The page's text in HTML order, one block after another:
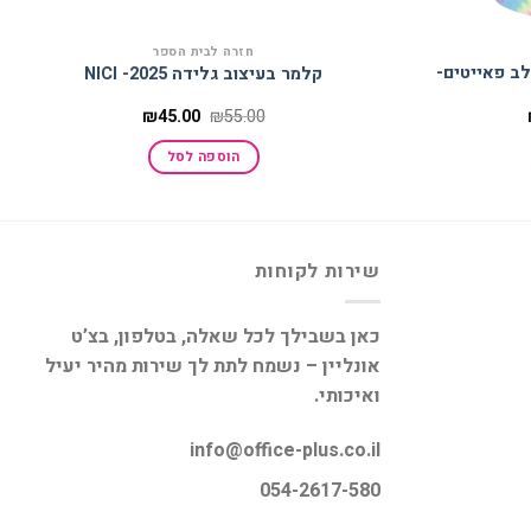
פאייטים-
המחיר
חזרה לבית הספר
קלמר בעיצוב גלידה 2025- NICI
₪55.00 המחיר
היה:
₪55.00.
₪45.00
הוספה לסל
שירות לקוחות
כאן בשבילך לכל שאלה, בטלפון, בצ’ט
אונליין – נשמח לתת לך שירות מהיר יעיל
ואיכותי.
info@office-plus.co.il
054-2617-580